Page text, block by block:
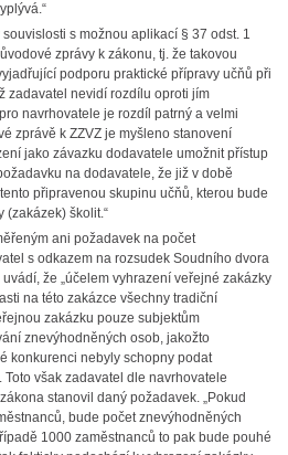
s možnou aplikací § 37 odst. 1
zprávy k zákonu, tj. že takovou
podporu praktické přípravy učňů při
zadavatel nevidí rozdílu oproti jím
navrhovatele je rozdíl patrný a velmi
zprávě k ZZVZ je myšleno stanovení
jako závazku dodavatele umožnit přístup
na dodavatele, že již v době
připravenou skupinu učňů, kterou bude
(zakázek) školit.“
ani požadavek na počet
s odkazem na rozsudek Soudního dvora
že „účelem vyhrazení veřejné zakázky
na této zakázce všechny tradiční
zakázku pouze subjektům
znevýhodněných osob, jakožto
konkurenci nebyly schopny podat
však zadavatel dle navrhovatele
stanovil daný požadavek. „Pokud
bude počet znevýhodněných
1000 zaměstnanců to pak bude pouhé